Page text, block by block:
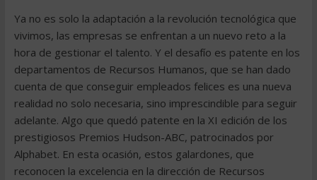
Ya no es solo la adaptación a la revolución tecnológica que
vivimos, las empresas se enfrentan a un nuevo reto a la
hora de gestionar el talento. Y el desafío es patente en los
departamentos de Recursos Humanos, que se han dado
cuenta de que conseguir empleados felices es una nueva
realidad no solo necesaria, sino imprescindible para seguir
adelante. Algo que quedó patente en la XI edición de los
prestigiosos Premios Hudson-ABC, patrocinados por
Alphabet. En esta ocasión, estos galardones, que
reconocen la excelencia en la dirección de Recursos